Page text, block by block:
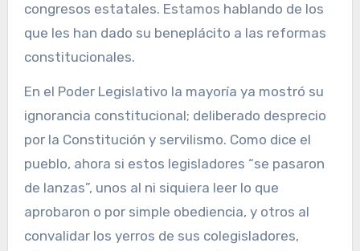
congresos estatales. Estamos hablando de los
que les han dado su beneplácito a las reformas
constitucionales.
En el Poder Legislativo la mayoría ya mostró su
ignorancia constitucional; deliberado desprecio
por la Constitución y servilismo. Como dice el
pueblo, ahora si estos legisladores “se pasaron
de lanzas”, unos al ni siquiera leer lo que
aprobaron o por simple obediencia, y otros al
convalidar los yerros de sus colegisladores,